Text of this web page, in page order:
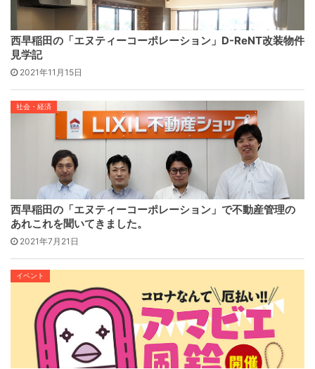
西早稲田の「エヌティーコーポレーション」D-ReNT改装物件
見学記
2021年11月15日
社会・経済
西早稲田の「エヌティーコーポレーション」で不動産管理の
あれこれを聞いてきました。
2021年7月21日
イベント